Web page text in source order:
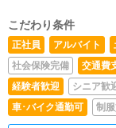
管理お
め、店
す。
こだわり条件
正社員 アルバイト
社会保険完備
交通費
経験者歓迎
シニア歓
車･バイク通勤可
制